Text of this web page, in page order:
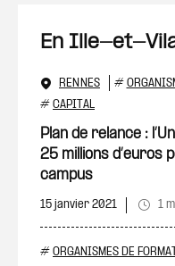
En Ille-et-
RENNES #
# CAPITAL
Plan de relance :
25 millions d’euros
campus
15 janvier 2021 1
# ORGANISMES DE